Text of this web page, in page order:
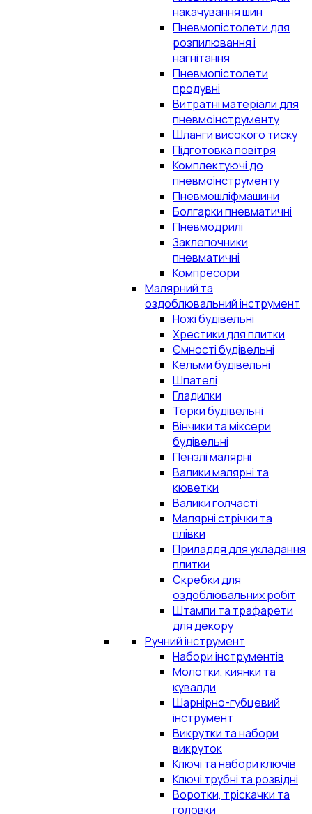
накачування шин
Пневмопістолети для
розпилювання і
нагнітання
Пневмопістолети
продувні
Витратні матеріали для
пневмоінструменту
Шланги високого тиску
Підготовка повітря
Комплектуючі до
пневмоінструменту
Пневмошліфмашини
Болгарки пневматичні
Пневмодрилі
Заклепочники
пневматичні
Компресори
Малярний та
оздоблювальний інструмент
Ножі будівельні
Хрестики для плитки
Ємності будівельні
Кельми будівельні
Шпателі
Гладилки
Терки будівельні
Вінчики та міксери
будівельні
Пензлі малярні
Валики малярні та
кюветки
Валики голчасті
Малярні стрічки та
плівки
Приладдя для укладання
плитки
Скребки для
оздоблювальних робіт
Штампи та трафарети
для декору
Ручний інструмент
Набори інструментів
Молотки, киянки та
кувалди
Шарнірно-губцевий
інструмент
Викрутки та набори
викруток
Ключі та набори ключів
Ключі трубні та розвідні
Воротки, тріскачки та
головки